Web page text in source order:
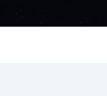
LE GROS